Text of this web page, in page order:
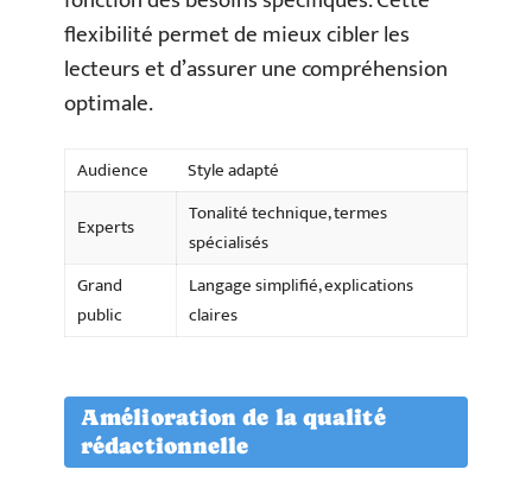
flexibilité permet de mieux cibler les
lecteurs et d’assurer une compréhension
optimale.
Audience
Style adapté
Experts
Tonalité technique, termes
spécialisés
Grand
public
Langage simplifié, explications
claires
Amélioration de la qualité
rédactionnelle